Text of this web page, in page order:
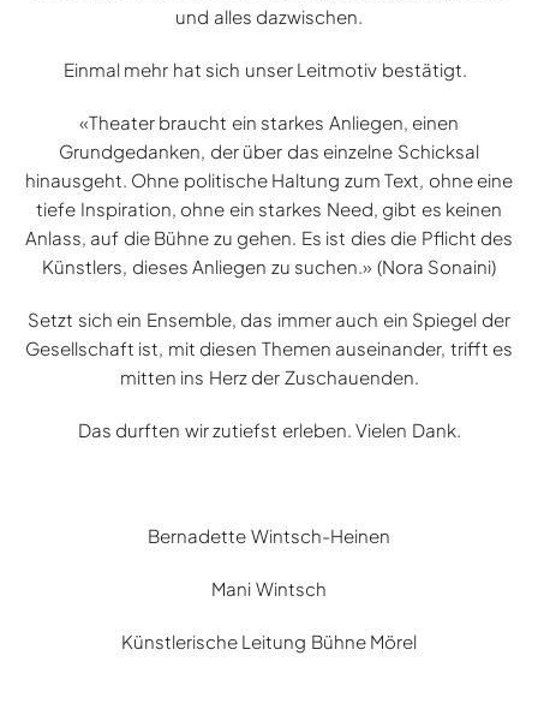
und alles dazwischen.
Einmal mehr hat sich unser Leitmotiv bestätigt.
«Theater braucht ein starkes Anliegen, einen
Grundgedanken, der über das einzelne Schicksal
hinausgeht. Ohne politische Haltung zum Text, ohne eine
tiefe Inspiration, ohne ein starkes Need, gibt es keinen
Anlass, auf die Bühne zu gehen. Es ist dies die Pflicht des
Künstlers, dieses Anliegen zu suchen.» (Nora Sonaini)
Setzt sich ein Ensemble, das immer auch ein Spiegel der
Gesellschaft ist, mit diesen Themen auseinander, trifft es
mitten ins Herz der Zuschauenden.
Das durften wir zutiefst erleben. Vielen Dank.
Bernadette Wintsch-Heinen
Mani Wintsch
Künstlerische Leitung Bühne Mörel